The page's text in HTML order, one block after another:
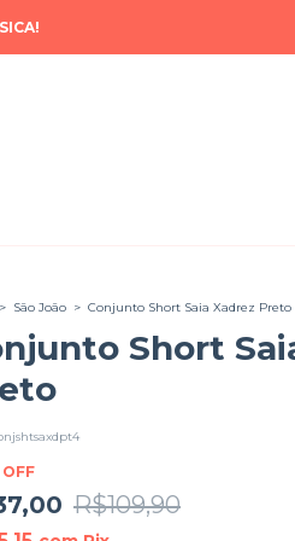
> São João > Conjunto Short Saia Xadrez Preto
Short
OFF
R$109,90